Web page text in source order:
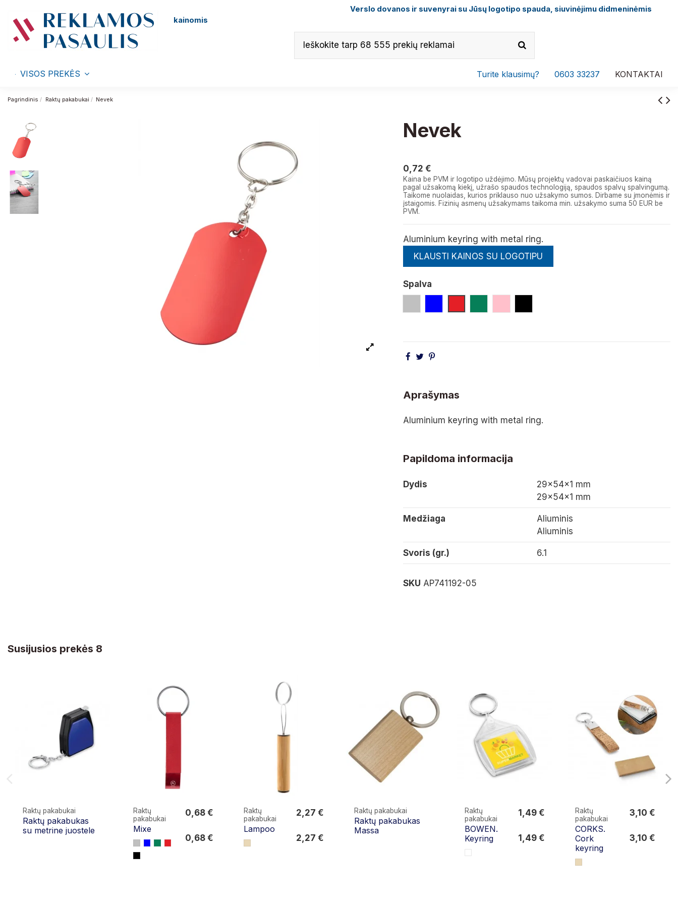
Verslo dovanos ir suvenyrai su Jūsų logotipo spauda, siuvinėjimu didmeninėmis
kainomis
VISOS PREKĖS KONTAKTAI
0603 33237
Turite klausimų?
Pagrindinis Raktų pakabukai Nevek
Nevek
0,72 €
Kaina be PVM ir logotipo uždėjimo. Mūsų projektų vadovai paskaičiuos kainą
pagal užsakomą kiekį, užrašo spaudos technologiją, spaudos spalvų spalvingumą.
Taikome nuolaidas, kurios priklauso nuo užsakymo sumos. Dirbame su įmonėmis ir
įstaigomis. Fizinių asmenų užsakymams taikoma min. užsakymo suma 50 EUR be
PVM.
Aluminium keyring with metal ring.
KLAUSTI KAINOS SU LOGOTIPU
Spalva
Aprašymas
Aluminium keyring with metal ring.
Papildoma informacija
Dydis
29×54×1 mm
29×54×1 mm
Medžiaga
Aliuminis
Aliuminis
Svoris (gr.) 6.1
SKU AP741192-05
Susijusios prekės 8
Raktų pakabukai
Raktų pakabukas
su metrine juostele
Raktų
pakabukai
Mixe
0,68 €
0,68 €
Raktų
pakabukai
Lampoo
2,27 €
2,27 €
Raktų pakabukai
Raktų pakabukas
Massa
Raktų
pakabukai
BOWEN.
Keyring
1,49 €
1,49 €
Raktų
pakabukai
CORKS.
Cork
keyring
3,10 €
3,10 €